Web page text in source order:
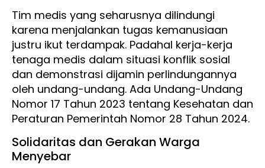
Tim medis yang seharusnya dilindungi
karena menjalankan tugas kemanusiaan
justru ikut terdampak. Padahal kerja-kerja
tenaga medis dalam situasi konflik sosial
dan demonstrasi dijamin perlindungannya
oleh undang-undang. Ada Undang-Undang
Nomor 17 Tahun 2023 tentang Kesehatan dan
Peraturan Pemerintah Nomor 28 Tahun 2024.
Solidaritas dan Gerakan Warga
Menyebar